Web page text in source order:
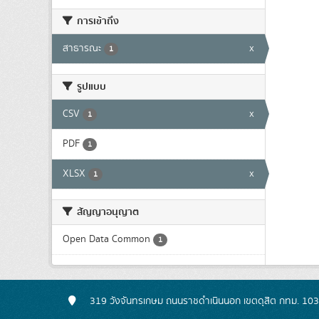
การเข้าถึง
สาธารณะ 1 x
รูปแบบ
CSV 1 x
PDF 1
XLSX 1 x
สัญญาอนุญาต
Open Data Common 1
319 วังจันทรเกษม ถนนราชดำเนินนอก เขตดุสิต กทม.